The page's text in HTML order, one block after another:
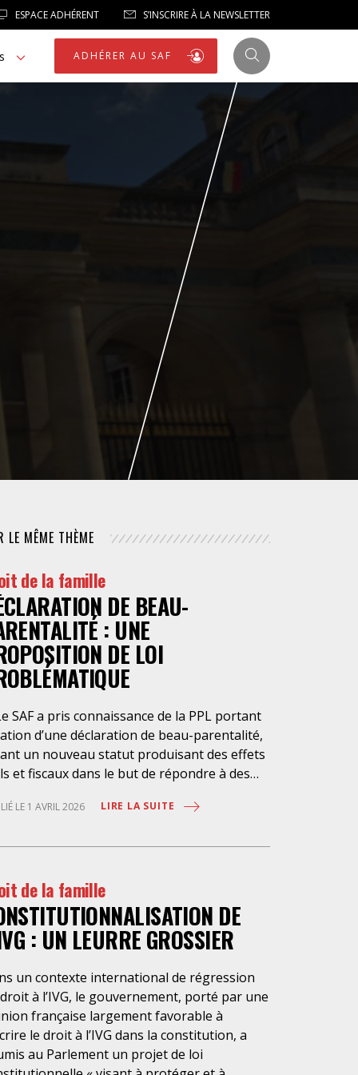
ESPACE ADHÉRENT S’INSCRIRE À LA NEWSLETTER
ADHÉRER AU SAF
LOGEMENT
POLICE / MAINTIEN DE L'ORDRE
PROCÉDURE CIVILE
LE MÊME THÈME
de la famille
DE BEAU-
: UNE
DE LOI
SAF a pris connaissance de la PPL portant
d’une déclaration de beau-parentalité,
un nouveau statut produisant des effets
et fiscaux dans le but de répondre à des
2. Si le texte précise ne pas interférer
transfert, il propose en réalité la
contrôle de l’intérêt de l’enfant, puisque
par le notaire, contournant ainsi les
protectrices de la délégation de l’autorité
ou de l’adoption simple, protectrices
de beau-parentalité est par ailleurs
en l’absence de consentement du
parent de l’enfant, elle est librement
sans incidence sur l’autorité
et ne crée qu’une simple obligation
LE 1 AVRIL 2026 LIRE LA SUITE
de la famille
DE
: UN LEURRE GROSSIER
un contexte international de régression
à l’IVG, le gouvernement, porté par une
française largement favorable à
le droit à l’IVG dans la constitution, a
au Parlement un projet de loi